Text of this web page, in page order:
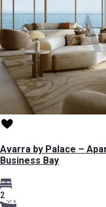
Avarra by Palace –
Business Bay
2